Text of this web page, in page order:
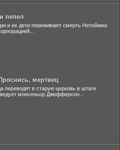
пепел
и их дети переживают смерть Нетейама
мертвец
переводят в старую церковь в штате
монсеньор Джефферсон...